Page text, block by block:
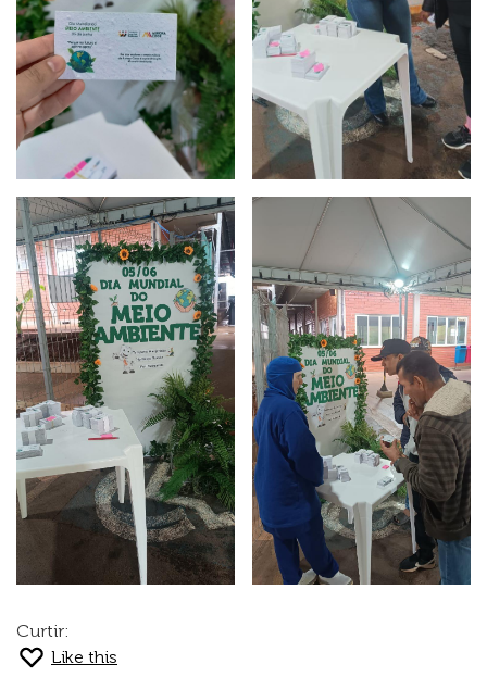
Curtir:
Like this